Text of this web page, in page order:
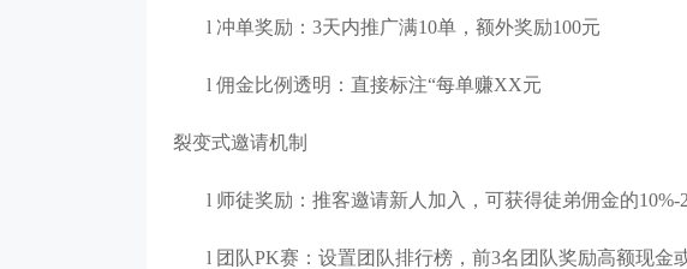
l 冲单奖励： 3天内推广满10单，额外奖励100元
l 佣金比例透明：直接标注“每单赚XX元
裂变式邀请机制
l 师徒奖励：推客邀请新人加入，可获得徒弟佣金的
l 团队PK赛：设置团队排行榜，前3名团队奖励高额现金